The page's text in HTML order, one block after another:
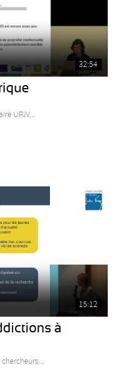
32:54
UPJV...
15:12
à